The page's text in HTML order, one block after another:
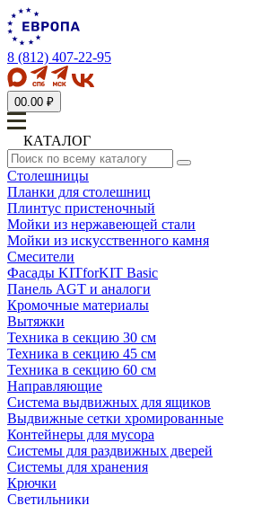
8 (812) 407-22-95
00.00 ₽
КАТАЛОГ
Столешницы
Планки для столешниц
Плинтус пристеночный
Мойки из нержавеющей стали
Мойки из искусственного камня
Смесители
Фасады KITforKIT Basic
Панель AGT и аналоги
Кромочные материалы
Вытяжки
Техника в секцию 30 см
Техника в секцию 45 см
Техника в секцию 60 см
Направляющие
Система выдвижных для ящиков
Выдвижные сетки хромированные
Контейнеры для мусора
Системы для раздвижных дверей
Системы для хранения
Крючки
Светильники